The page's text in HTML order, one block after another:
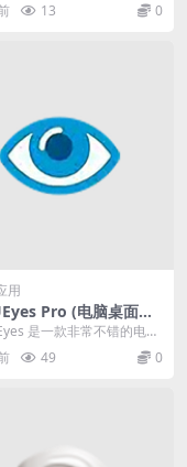
13 0
用
Pro (电脑桌面护
中文便携式版
是一款非常不错的电脑
软件。如果您每天在电脑
费... 49 0